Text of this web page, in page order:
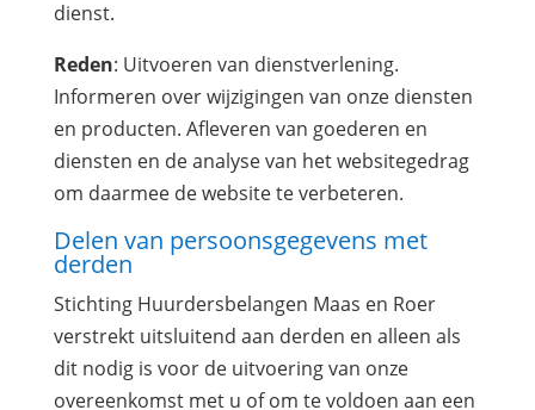
dienst.
Reden: Uitvoeren van dienstverlening.
Informeren over wijzigingen van onze diensten
en producten. Afleveren van goederen en
diensten en de analyse van het websitegedrag
om daarmee de website te verbeteren.
Delen van persoonsgegevens met
derden
Stichting Huurdersbelangen Maas en Roer
verstrekt uitsluitend aan derden en alleen als
dit nodig is voor de uitvoering van onze
overeenkomst met u of om te voldoen aan een